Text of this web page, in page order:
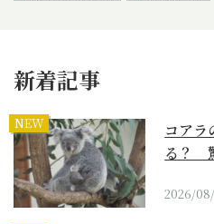
新着記事
NEW
コアラ
る？
2026/